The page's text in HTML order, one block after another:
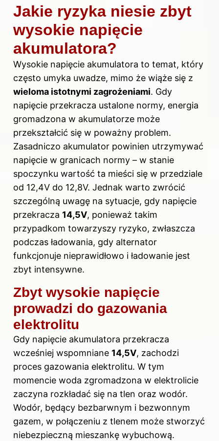
Jakie ryzyka niesie zbyt
wysokie napięcie
akumulatora?
Wysokie napięcie akumulatora to temat, który
często umyka uwadze, mimo że wiąże się z
wieloma istotnymi zagrożeniami. Gdy
napięcie przekracza ustalone normy, energia
gromadzona w akumulatorze może
przekształcić się w poważny problem.
Zasadniczo akumulator powinien utrzymywać
napięcie w granicach normy – w stanie
spoczynku wartość ta mieści się w przedziale
od 12,4V do 12,8V. Jednak warto zwrócić
szczególną uwagę na sytuacje, gdy napięcie
przekracza 14,5V, ponieważ takim
przypadkom towarzyszy ryzyko, zwłaszcza
podczas ładowania, gdy alternator
funkcjonuje nieprawidłowo i ładowanie jest
zbyt intensywne.
Zbyt wysokie napięcie
prowadzi do gazowania
elektrolitu
Gdy napięcie akumulatora przekracza
wcześniej wspomniane 14,5V, zachodzi
proces gazowania elektrolitu. W tym
momencie woda zgromadzona w elektrolicie
zaczyna rozkładać się na tlen oraz wodór.
Wodór, będący bezbarwnym i bezwonnym
gazem, w połączeniu z tlenem może stworzyć
niebezpieczną mieszankę wybuchową.